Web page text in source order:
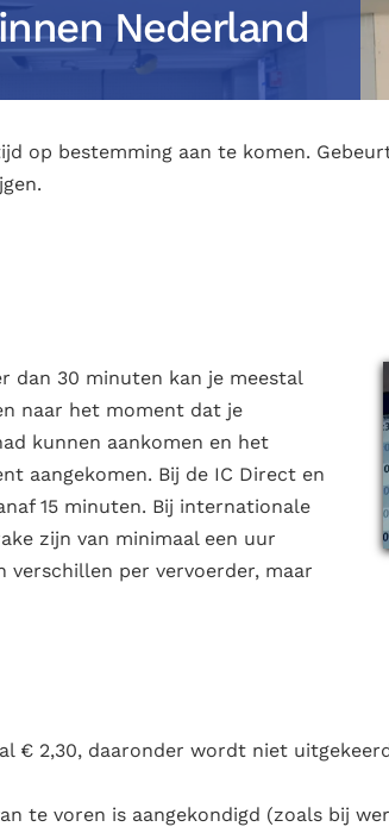
Nederland
op bestemming aan te komen.
dan 30 minuten kan je meestal
naar het moment dat je
kunnen aankomen en het
aangekomen. Bij de IC Direct en
15 minuten. Bij internationale
zijn van minimaal een uur
verschillen per vervoerder, maar
€ 2,30, daaronder wordt niet
te voren is aangekondigd (zoals bij